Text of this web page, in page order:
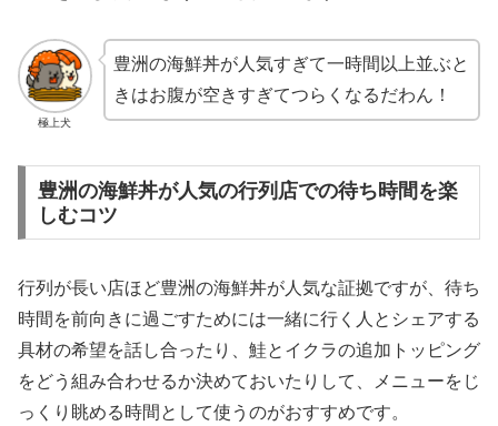
極上犬
豊洲の海鮮丼が人気すぎて一時間以上並ぶと
きはお腹が空きすぎてつらくなるだわん！
豊洲の海鮮丼が人気の行列店での待ち時間を楽
しむコツ
行列が長い店ほど豊洲の海鮮丼が人気な証拠ですが、待ち
時間を前向きに過ごすためには一緒に行く人とシェアする
具材の希望を話し合ったり、鮭とイクラの追加トッピング
をどう組み合わせるか決めておいたりして、メニューをじ
っくり眺める時間として使うのがおすすめです。